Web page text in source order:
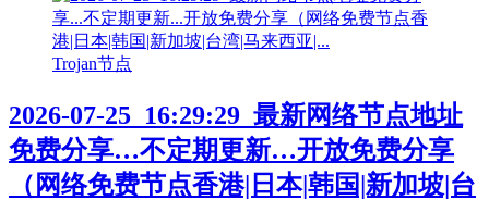
Trojan节点
2026-07-25_16:29:29_最新网络节点地址
免费分享…不定期更新…开放免费分享
（网络免费节点香港|日本|韩国|新加坡|台